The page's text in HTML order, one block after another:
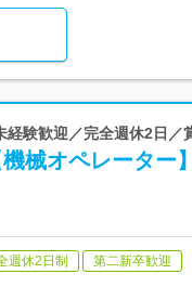
験歓迎／完全週休2日／
械オペレータ
週休2日制 第二新卒歓迎